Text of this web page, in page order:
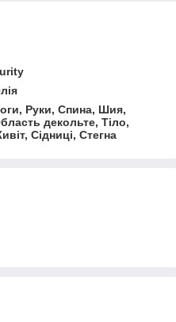
Руки, Спина, Шия,
декольте, Тіло,
Сідниці, Стегна